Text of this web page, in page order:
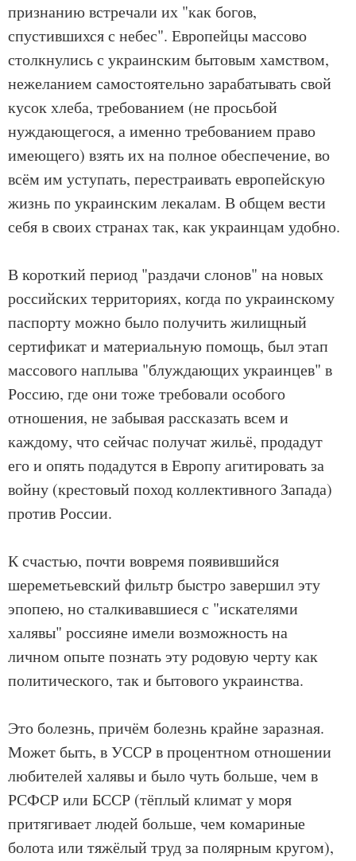
признанию встречали их "как богов,
спустившихся с небес". Европейцы массово
столкнулись с украинским бытовым хамством,
нежеланием самостоятельно зарабатывать свой
кусок хлеба, требованием (не просьбой
нуждающегося, а именно требованием право
имеющего) взять их на полное обеспечение, во
всём им уступать, перестраивать европейскую
жизнь по украинским лекалам. В общем вести
себя в своих странах так, как украинцам удобно.
В короткий период "раздачи слонов" на новых
российских территориях, когда по украинскому
паспорту можно было получить жилищный
сертификат и материальную помощь, был этап
массового наплыва "блуждающих украинцев" в
Россию, где они тоже требовали особого
отношения, не забывая рассказать всем и
каждому, что сейчас получат жильё, продадут
его и опять подадутся в Европу агитировать за
войну (крестовый поход коллективного Запада)
против России.
К счастью, почти вовремя появившийся
шереметьевский фильтр быстро завершил эту
эпопею, но сталкивавшиеся с "искателями
халявы" россияне имели возможность на
личном опыте познать эту родовую черту как
политического, так и бытового украинства.
Это болезнь, причём болезнь крайне заразная.
Может быть, в УССР в процентном отношении
любителей халявы и было чуть больше, чем в
РСФСР или БССР (тёплый климат у моря
притягивает людей больше, чем комариные
болота или тяжёлый труд за полярным кругом),